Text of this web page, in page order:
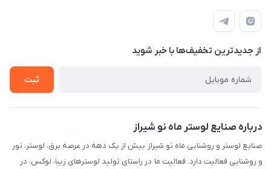
طبقه همکف واحد 131
درباره ما
تماس با ما
قوانین و مقررات
حریم خصوصی
راهنما
از جدید‌ترین تخفیف‌ها با‌ خبر شوید
ثبت
درباره صنایع لوستر ماه نو شیراز
صنایع لوستر و روشنایی ماه نو شیراز بیش از یک دهه در عرصه برق، لوستر، نور
و روشنایی فعالیت دارد. فعالیت ما در راستای تولید لوسترهای زیبا، لوکس، در